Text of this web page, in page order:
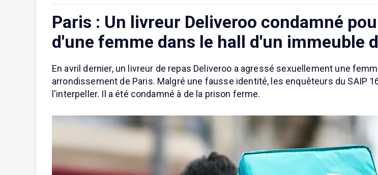
Paris : Un livreur Deliveroo condamné
d'une femme dans le hall d'un immeuble
En avril dernier, un livreur de repas Deliveroo a agressé sexuellement une
arrondissement de Paris. Malgré une fausse identité, les enquêteurs du SAIP
l'interpeller. Il a été condamné à de la prison ferme.